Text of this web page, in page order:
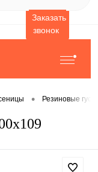
Заказать
звонок
• Резиновые